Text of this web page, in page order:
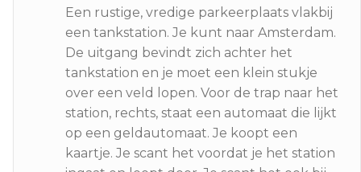
Een rustige, vredige parkeerplaats vlakbij
een tankstation. Je kunt naar Amsterdam.
De uitgang bevindt zich achter het
tankstation en je moet een klein stukje
over een veld lopen. Voor de trap naar het
station, rechts, staat een automaat die lijkt
op een geldautomaat. Je koopt een
kaartje. Je scant het voordat je het station